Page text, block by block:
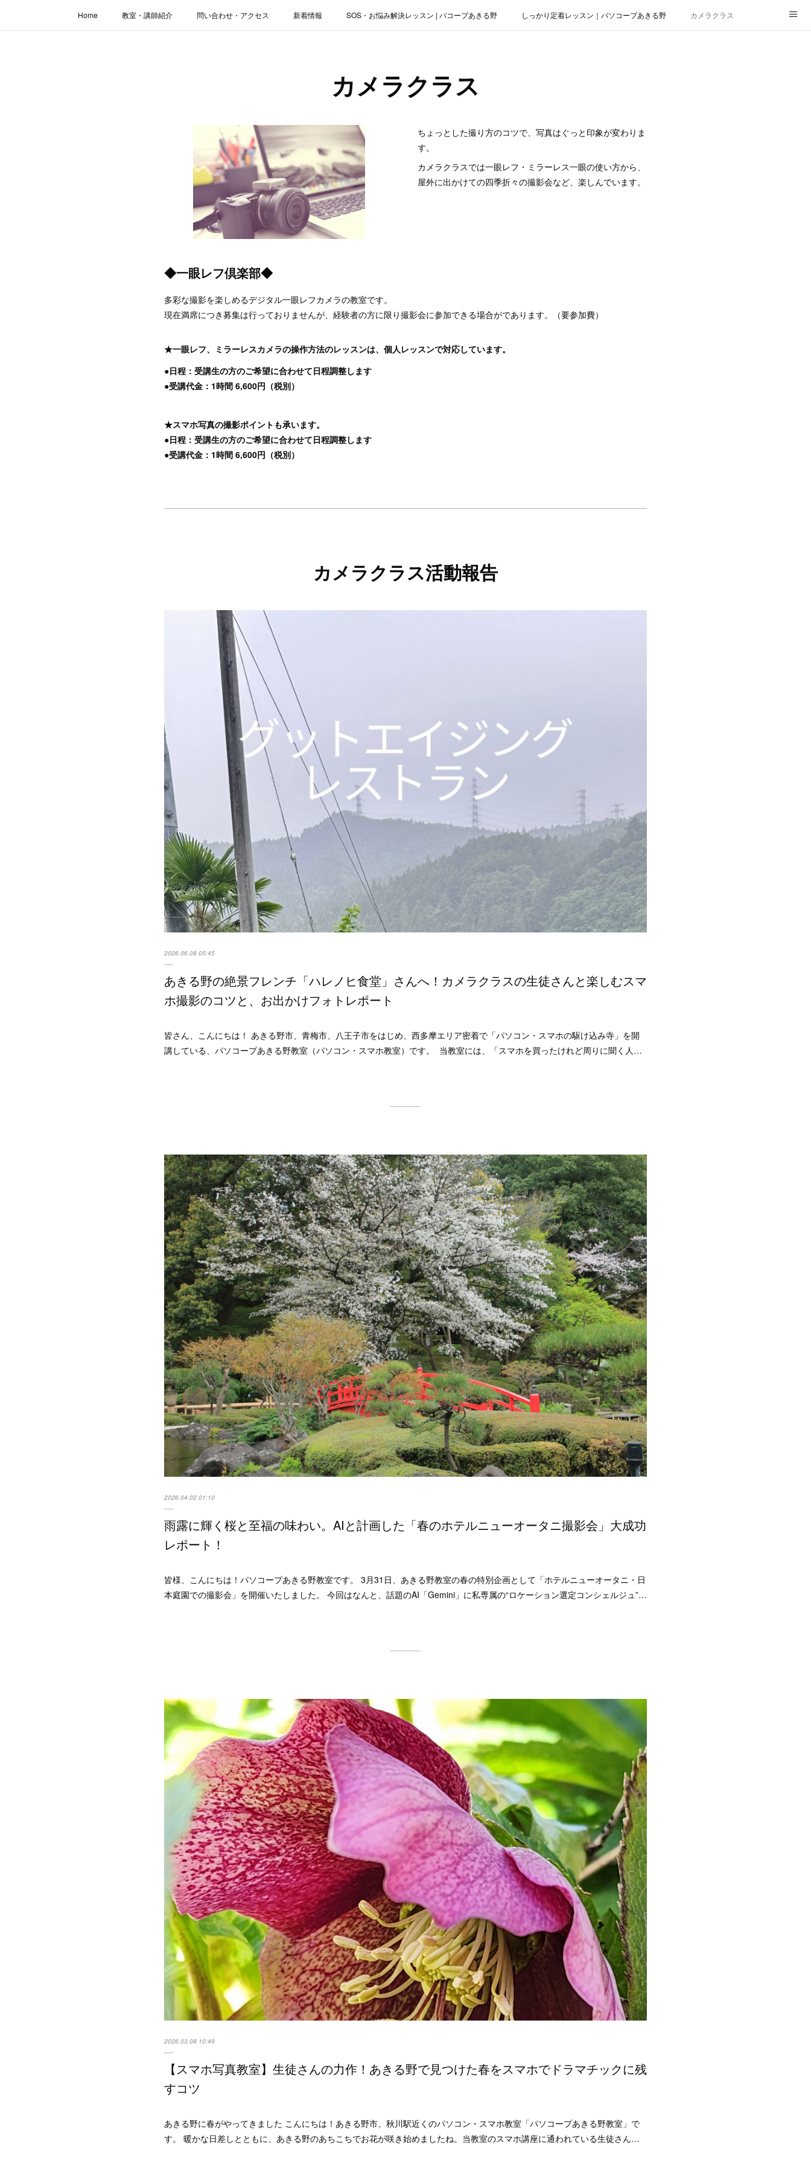
Home 教室・講師紹介 問い合わせ・アクセス 新着情報 SOS・お悩み解決レッスン | パコープあきる野 しっかり定着レッスン｜パソコープあきる野 カメラクラス
カメラクラス
ちょっとした撮り方のコツで、写真はぐっと印象が変わりま
す。
カメラクラスでは一眼レフ・ミラーレス一眼の使い方から、
屋外に出かけての四季折々の撮影会など、楽しんでいます。
◆一眼レフ倶楽部◆
多彩な撮影を楽しめるデジタル一眼レフカメラの教室です。
現在満席につき募集は行っておりませんが、経験者の方に限り撮影会に参加できる場合がであります。（要参加費）
★一眼レフ、ミラーレスカメラの操作方法のレッスンは、個人レッスンで対応しています。
●日程：受講生の方のご希望に合わせて日程調整します
●受講代金：1時間 6,600円（税別）
★スマホ写真の撮影ポイントも承います。
●日程：受講生の方のご希望に合わせて日程調整します
●受講代金：1時間 6,600円（税別）
カメラクラス活動報告
2026.06.08 05:45
あきる野の絶景フレンチ「ハレノヒ食堂」さんへ！カメラクラスの生徒さんと楽しむスマ
ホ撮影のコツと、お出かけフォトレポート
皆さん、こんにちは！ あきる野市、青梅市、八王子市をはじめ、西多摩エリア密着で「パソコン・スマホの駆け込み寺」を開
講している、パソコープあきる野教室（パソコン・スマホ教室）です。 当教室には、「スマホを買ったけれど周りに聞く人…
2026.04.02 01:10
雨露に輝く桜と至福の味わい。AIと計画した「春のホテルニューオータニ撮影会」大成功
レポート！
皆様、こんにちは！パソコープあきる野教室です。 3月31日、あきる野教室の春の特別企画として「ホテルニューオータニ・日
本庭園での撮影会」を開催いたしました。 今回はなんと、話題のAI「Gemini」に私専属の“ロケーション選定コンシェルジュ”…
2026.03.08 10:49
【スマホ写真教室】生徒さんの力作！あきる野で見つけた春をスマホでドラマチックに残
すコツ
あきる野に春がやってきました こんにちは！あきる野市、秋川駅近くのパソコン・スマホ教室「パソコープあきる野教室」で
す。 暖かな日差しとともに、あきる野のあちこちでお花が咲き始めましたね。当教室のスマホ講座に通われている生徒さん…